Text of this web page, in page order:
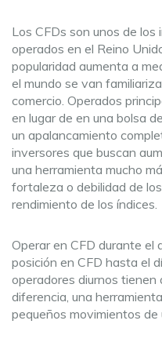
Los CFDs son unos de
operados en el Reino
popularidad aumenta a
el mundo se van
comercio. Operados
en lugar de en una bolsa
un apalancamiento
inversores que buscan
una herramienta mucho
fortaleza o debilidad de
rendimiento de los índices.
Operar en CFD durante el
posición en CFD hasta el
operadores diurnos
diferencia, una
pequeños movimientos de